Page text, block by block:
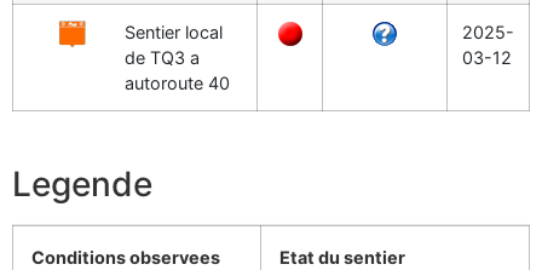
Sentier local
de TQ3 a
autoroute 40
2025-
03-12
Legende
Conditions observees Etat du sentier